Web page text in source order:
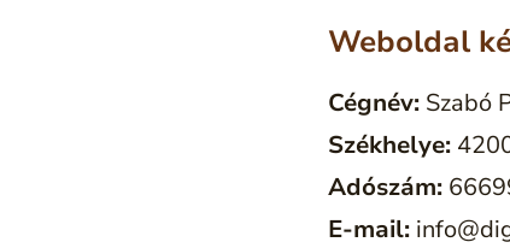
Weboldal
Cégnév: Szabó
Székhelye:
Adószám:
E-mail: